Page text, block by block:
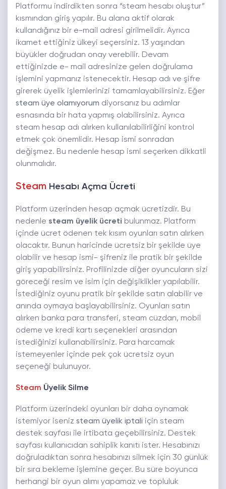
Platformu indirdikten sonra “steam hesabı oluştur”
kısmından giriş yapılır. Bu alana aktif olarak
kullandığınız bir e-mail adresi girilmelidir. Ayrıca
ikamet ettiğiniz ülkeyi seçersiniz. 13 yaşından
büyükler doğrudan onay verebilir. Devam
ettiğinizde e- mail adresinize gelen doğrulama
işlemini yapmanız istenecektir. Hesap adı ve şifre
girerek üyelik işlemlerinizi tamamlayabilirsiniz. Eğer
steam üye olamıyorum diyorsanız bu adımlar
esnasında bir hata yapmış olabilirsiniz. Ayrıca
steam hesap adı alırken kullanılabilirliğini kontrol
etmek çok önemlidir. Hesap ismi sonradan
değişmez. Bu nedenle hesap ismi seçerken dikkatli
olunmalıdır.
Steam Hesabı Açma Ücreti
Platform üzerinden hesap açmak ücretizdir. Bu
nedenle steam üyelik ücreti bulunmaz. Platform
içinde ücret ödenen tek kısım oyunları satın alırken
olacaktır. Bunun haricinde ücretsiz bir şekilde üye
olabilir ve hesap ismi- şifreniz ile pratik bir şekilde
giriş yapabilirsiniz. Profilinizde diğer oyuncuların sizi
göreceği resim ve isim için değişiklikler yapılabilir.
İstediğiniz oyunu pratik bir şekilde satın alabilir ve
anında oymaya başlayabilirsiniz. Oyunları satın
alırken banka para transferi, steam cüzdan, mobil
ödeme ve kredi kartı seçenekleri arasından
istediğinizi kullanabilirsiniz. Para harcamak
istemeyenler içinde pek çok ücretsiz oyun
seçeneği bulunuyor.
Steam Üyelik Silme
Platform üzerindeki oyunları bir daha oynamak
istemiyor iseniz steam üyelik iptali için steam
destek sayfası ile irtibata geçebilirsiniz. Destek
sayfası kullanıcıdan sahiplik kanıtı ister. Hesabınızı
doğruladıktan sonra hesabınızı silmek için 30 günlük
bir sıra bekleme işlemine geçer. Bu süre boyunca
herhangi bir oyun alımı yapamaz ve topluluk